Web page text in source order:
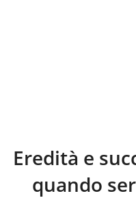
Eredità e
quando